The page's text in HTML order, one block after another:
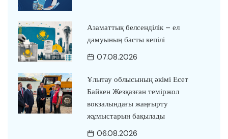
Азаматтық белсенділік – ел
дамуының басты кепілі
07.08.2026
Ұлытау облысының әкімі Есет
Байкен Жезқазған теміржол
вокзалындағы жаңғырту
жұмыстарын бақылады
06.08.2026